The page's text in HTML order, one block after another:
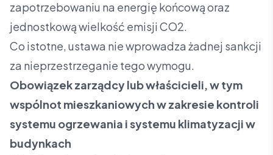
zapotrzebowaniu na energię końcową oraz
jednostkową wielkość emisji CO2.
Co istotne, ustawa nie wprowadza żadnej sankcji
za nieprzestrzeganie tego wymogu.
Obowiązek zarządcy lub właścicieli, w tym
wspólnot mieszkaniowych w zakresie kontroli
systemu ogrzewania i systemu klimatyzacji w
budynkach